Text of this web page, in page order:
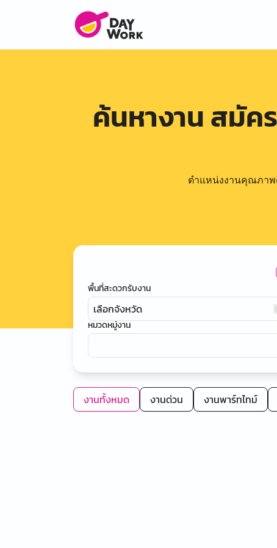
ค้นหางาน สมัค
ตำแหน่งงานคุณภา
พื้นที่สะดวกรับงาน
เลือกจังหวัด
หมวดหมู่งาน
งานทั้งหมด งานด่วน งานพาร์ทไทม์